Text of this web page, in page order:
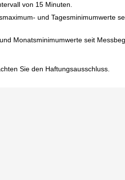
von 15 Minuten.
und Tagesminimumwerte
Monatsminimumwerte seit
Sie den Haftungsausschluss.